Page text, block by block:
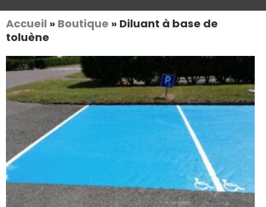
Accueil » Boutique » Diluant à base de
toluène